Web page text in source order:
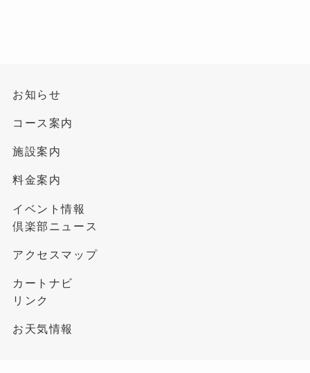
お知らせ
コース案内
施設案内
料金案内
イベント情報
倶楽部ニュース
アクセスマップ
カートナビ
リンク
お天気情報